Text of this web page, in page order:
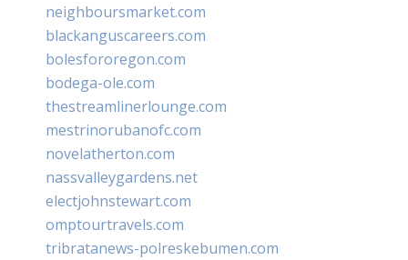
neighboursmarket.com
blackanguscareers.com
bolesfororegon.com
bodega-ole.com
thestreamlinerlounge.com
mestrinorubanofc.com
novelatherton.com
nassvalleygardens.net
electjohnstewart.com
omptourtravels.com
tribratanews-polreskebumen.com